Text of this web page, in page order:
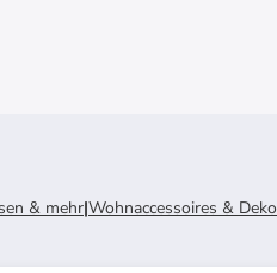
& mehr|Wohnaccessoires & Deko